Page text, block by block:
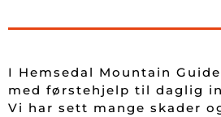
I Hemsedal Mountain
med førstehjelp til daglig
Vi har sett mange skader